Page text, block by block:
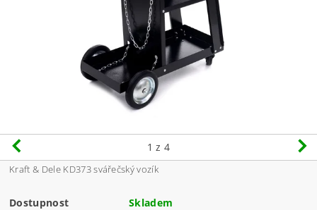
1 z 4
Kraft & Dele KD373 svářečský vozík
Dostupnost Skladem